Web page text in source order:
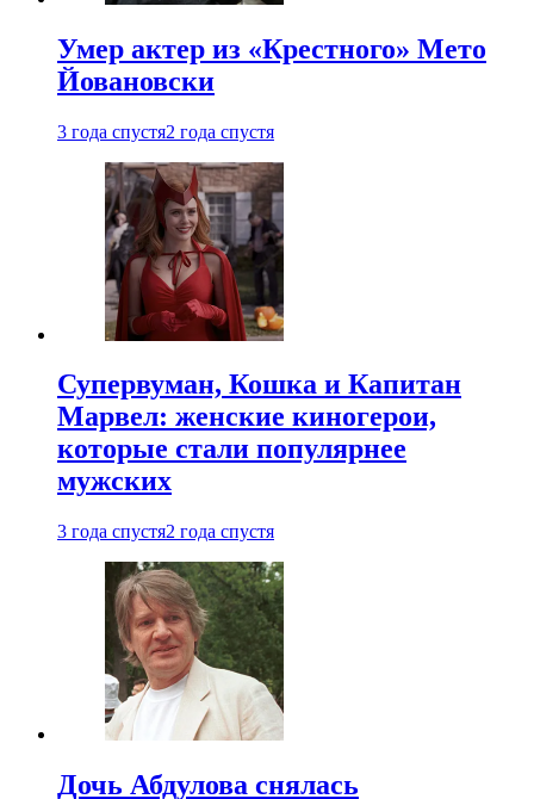
Умер актер из «Крестного» Мето
Йовановски
3 года спустя2 года спустя
Супервуман, Кошка и Капитан
Марвел: женские киногерои,
которые стали популярнее
мужских
3 года спустя2 года спустя
Дочь Абдулова снялась